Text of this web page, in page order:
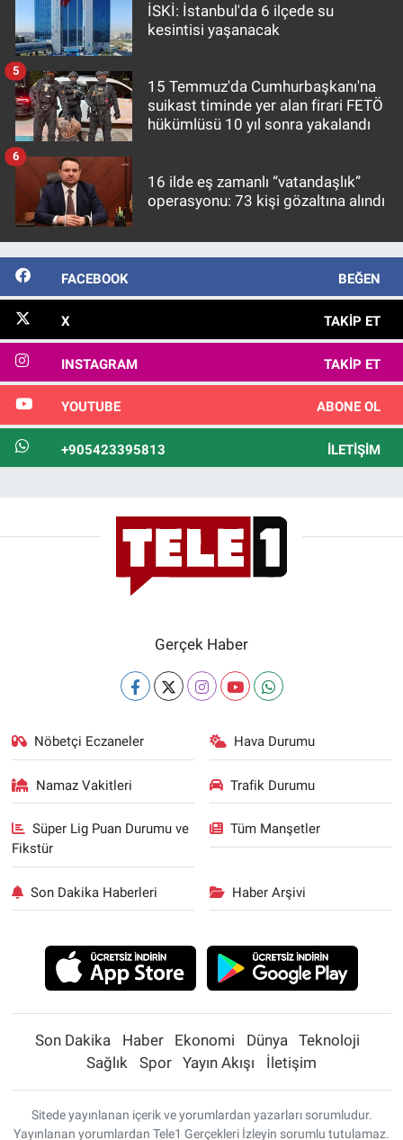
İSKİ: İstanbul'da 6 ilçede su
kesintisi yaşanacak
15 Temmuz'da Cumhurbaşkanı'na
suikast timinde yer alan firari FETÖ
hükümlüsü 10 yıl sonra yakalandı
5
16 ilde eş zamanlı “vatandaşlık”
operasyonu: 73 kişi gözaltına alındı
6
FACEBOOK BEĞEN
X TAKIP ET
INSTAGRAM TAKIP ET
YOUTUBE ABONE OL
+905423395813 İLETIŞIM
Gerçek Haber
Nöbetçi Eczaneler Hava Durumu
Namaz Vakitleri Trafik Durumu
Süper Lig Puan Durumu ve
Fikstür
Tüm Manşetler
Son Dakika Haberleri Haber Arşivi
Son Dakika Haber Ekonomi Dünya
Teknoloji
Sağlık
Spor Yayın Akışı İletişim
Sitede yayınlanan içerik ve yorumlardan yazarları sorumludur.
Yayınlanan yorumlardan Tele1 Gerçekleri İzleyin sorumlu tutulamaz.